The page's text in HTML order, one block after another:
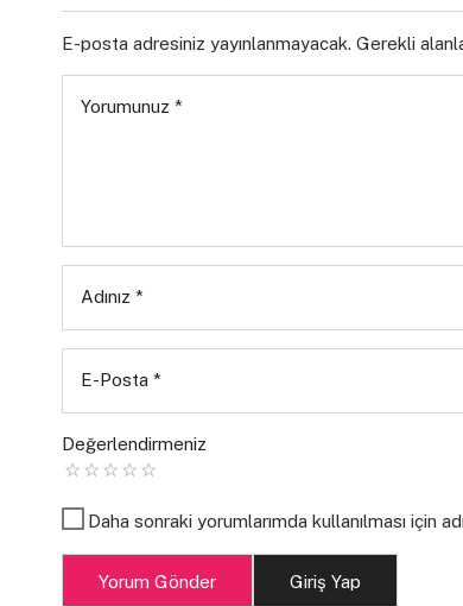
E-posta adresiniz yayınlanmayacak. Gerekli
Yorumunuz *
Adınız *
E-Posta *
Değerlendirmeniz
Daha sonraki yorumlarımda kullanılması için
Yorum Gönder Giriş Yap